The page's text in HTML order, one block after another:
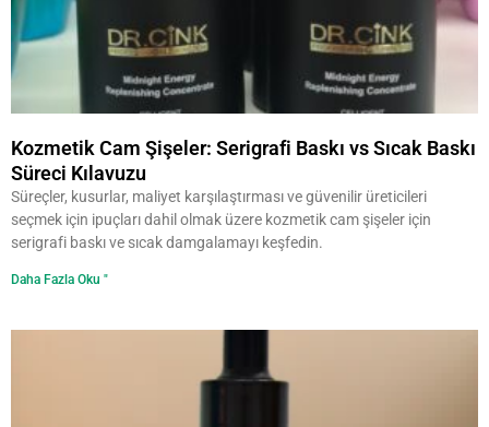
Kozmetik Cam Şişeler: Serigrafi Baskı vs Sıcak Baskı
Süreci Kılavuzu
Süreçler, kusurlar, maliyet karşılaştırması ve güvenilir üreticileri
seçmek için ipuçları dahil olmak üzere kozmetik cam şişeler için
serigrafi baskı ve sıcak damgalamayı keşfedin.
Daha Fazla Oku "